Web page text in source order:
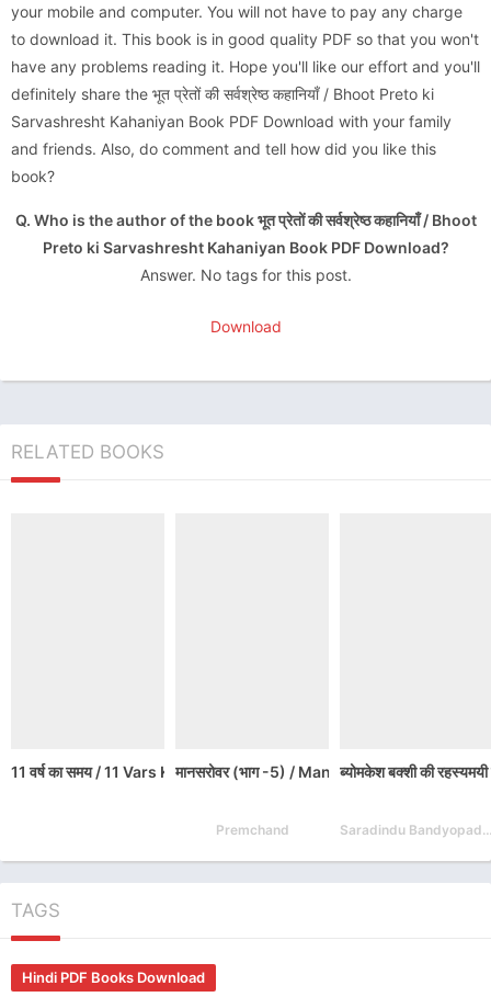
your mobile and computer. You will not have to pay any charge
to download it. This book is in good quality PDF so that you won't
have any problems reading it. Hope you'll like our effort and you'll
definitely share the भूत प्रेतों की सर्वश्रेष्ठ कहानियाँ / Bhoot Preto ki
Sarvashresht Kahaniyan Book PDF Download with your family
and friends. Also, do comment and tell how did you like this
book?
Q. Who is the author of the book भूत प्रेतों की सर्वश्रेष्ठ कहानियाँ / Bhoot
Preto ki Sarvashresht Kahaniyan Book PDF Download?
Answer. No tags for this post.
Download
RELATED BOOKS
11 वर्ष का समय / 11 Vars Ka Samay Hindi Book PDF Download
मानसरोवर (भाग -5) / Mansarovar – Part 5
Premchand
ब्योमकेश बक्शी की
Saradindu
TAGS
Hindi PDF Books Download